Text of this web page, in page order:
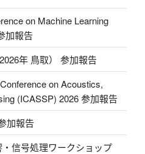
on Machine Learning
加報告
年 鳥取） 参加報告
on Acoustics,
(ICASSP) 2026 参加報告
加報告
信号処理ワークショップ